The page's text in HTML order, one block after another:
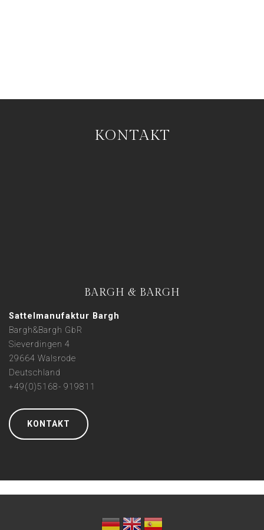
KONTAKT
BARGH & BARGH
Sattelmanufaktur Bargh
Bargh&Bargh GbR
Sieverdingen 4
29664 Walsrode
Deutschland
+49(0)5168- 919811
KONTAKT